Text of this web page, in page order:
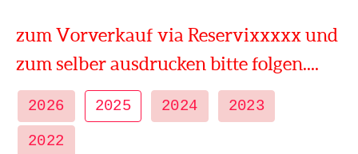
zum Vorverkauf via Reservixxxxx und
zum selber ausdrucken bitte folgen....
2026 2025 2024
2023
2022